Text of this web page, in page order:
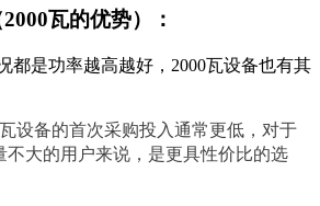
瓦的优势）：
都是功率越高越好，2000瓦设备也有其
设备的首次采购投入通常更低，对于
不大的用户来说，是更具性价比的选